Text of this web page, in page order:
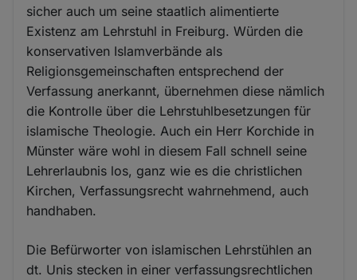
sicher auch um seine staatlich alimentierte
Existenz am Lehrstuhl in Freiburg. Würden die
konservativen Islamverbände als
Religionsgemeinschaften entsprechend der
Verfassung anerkannt, übernehmen diese nämlich
die Kontrolle über die Lehrstuhlbesetzungen für
islamische Theologie. Auch ein Herr Korchide in
Münster wäre wohl in diesem Fall schnell seine
Lehrerlaubnis los, ganz wie es die christlichen
Kirchen, Verfassungsrecht wahrnehmend, auch
handhaben.
Die Befürworter von islamischen Lehrstühlen an
dt. Unis stecken in einer verfassungsrechtlichen